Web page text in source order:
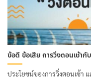
ข้อดี ข้อเสีย การวิ่งตอนเช้า
ประโยชน์ของการวิ่งตอนเช้า